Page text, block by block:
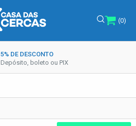
(0)
5% DE DESCONTO
Depósito, boleto ou PIX